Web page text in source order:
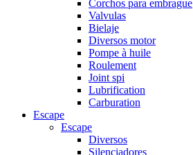
Corchos para embrague
Valvulas
Bielaje
Diversos motor
Pompe à huile
Roulement
Joint spi
Lubrification
Carburation
Escape
Escape
Diversos
Silenciadores